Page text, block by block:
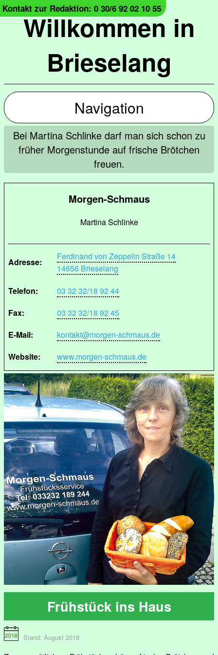
Willkommen in
Brieselang
Kontakt zur Redaktion: 0 30/6 92 02 10 55
Navigation
Bei Martina Schlinke darf man sich schon zu
früher Morgenstunde auf frische Brötchen
freuen.
Morgen-Schmaus
Martina Schlinke
Adresse:
Ferdinand von Zeppelin Straße 14
14656 Brieselang
Telefon:
03 32 32/18 92 44
Fax:
03 32 32/18 92 45
E-Mail:
kontakt@morgen-schmaus.de
Website:
www.morgen-schmaus.de
Frühstück ins Haus
Stand: August 2018